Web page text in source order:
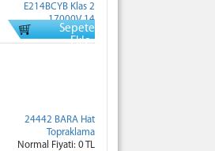
E214BCYB Klas 2
17000V 14
Normal Fiyati: 0 TL
Sepete
Ekle
24442 BARA Hat
Topraklama
Normal Fiyati: 0 TL